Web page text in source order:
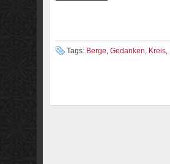
Tags: Berge, Gedanken, Kreis,